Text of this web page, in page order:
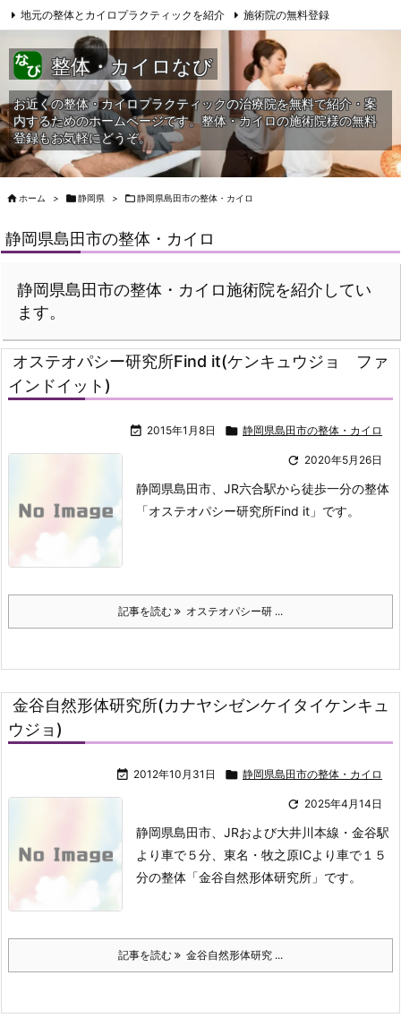
地元の整体とカイロプラクティックを紹介 施術院の無料登録
サイトマップ 当HPへの問合せ
整体・カイロなび
お近くの整体・カイロプラクティックの治療院を無料で紹介・案
内するためのホームページです。整体・カイロの施術院様の無料
登録もお気軽にどうぞ。
 ホーム > 静岡県 > 静岡県島田市の整体・カイロ
静岡県島田市の整体・カイロ
静岡県島田市の整体・カイロ施術院を紹介してい
ます。
オステオパシー研究所Find it(ケンキュウジョ ファ
インドイット)
 2015年1月8日  静岡県島田市の整体・カイロ
 2020年5月26日
静岡県島田市、JR六合駅から徒歩一分の整体
「オステオパシー研究所Find it」です。
記事を読む オステオパシー研 ...
金谷自然形体研究所(カナヤシゼンケイタイケンキュ
ウジョ)
 2012年10月31日  静岡県島田市の整体・カイロ
 2025年4月14日
静岡県島田市、JRおよび大井川本線・金谷駅
より車で５分、東名・牧之原ICより車で１５
分の整体「金谷自然形体研究所」です。
記事を読む 金谷自然形体研究 ...